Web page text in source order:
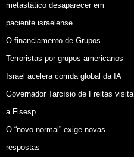
metastático desaparecer em
paciente israelense
O financiamento de Grupos
Terroristas por grupos americanos
Israel acelera corrida global da IA
Governador Tarcísio de Freitas visita
a Fisesp
O “novo normal” exige novas
respostas